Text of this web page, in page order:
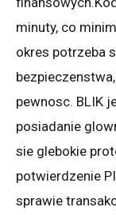
minuty, co
okres potrzeba
pewnosc. BLIK
posiadanie
sie glebokie
potwierdzenie
sprawie